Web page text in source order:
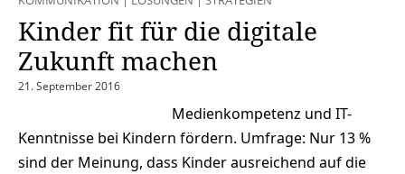
Kinder fit für die digitale
Zukunft machen
21. September 2016
Medienkompetenz und IT-
Kenntnisse bei Kindern fördern. Umfrage: Nur 13 %
sind der Meinung, dass Kinder ausreichend auf die